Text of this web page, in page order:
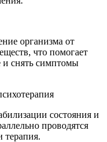
организма от
что помогает
и снять симптомы
состояния и
проводятся
терапия.